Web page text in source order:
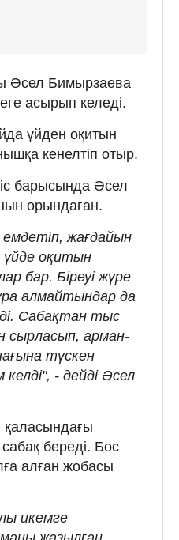
Әсел Бимырзаева
асырып келеді.
үйден оқитын
кенелтіп отыр.
барысында Әсел
орындаған.
емдетіп, жағдайын
үйде оқитын
бар. Біреуі жүре
алмайтындар да
Сабақтан тыс
сырласып, арман-
түскен
- дейді Әсел
қаласындағы
береді. Бос
алған жобасы
икемге